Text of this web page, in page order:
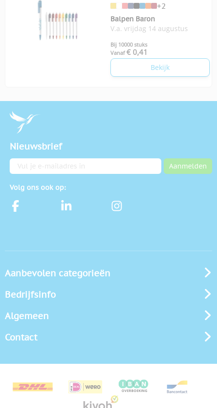
+2
Balpen Baron
V.a. vrijdag 14 augustus
Bij 10000 stuks
Vanaf € 0,41
Bekijk
Nieuwsbrief
E-mailadres Aanmelden
Volg ons ook op:
Aanbevolen categorieën
Bedrijfsinfo
Algemeen
Contact